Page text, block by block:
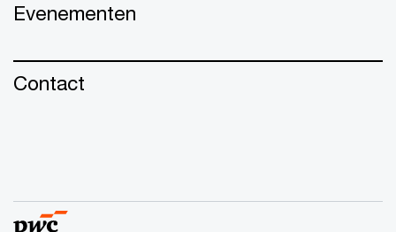
Evenementen
Contact